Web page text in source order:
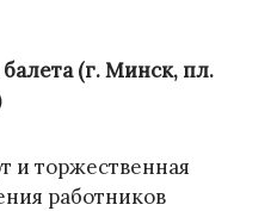
(г. Минск, пл.
и торжественная
работников